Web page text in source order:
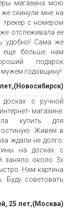
магазина мою
скинули мне на
трекер с номером
отслеживала ее
удобно! Сама же
еще больше нам
подарок
годовщину!
досках с ручной
магазине.
купить для
Живем в
ждали не долго.
на досках с
заняло около 3х
Нам картина
Буду советовать
25 лет,(Москва)